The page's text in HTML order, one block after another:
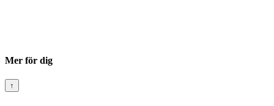
Mer för dig
↑